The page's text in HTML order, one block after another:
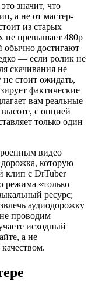
значит, что
а не от мастер-
из старых
не превышает 480p
обычно достигают
— если ролик не
скачивания не
стоит ожидать,
фактические
вам реальные
с опцией
только один
видео
которую
клип с DrTuber
режима «только
ресурс;
аудиодорожку
проводим
исходный
а не